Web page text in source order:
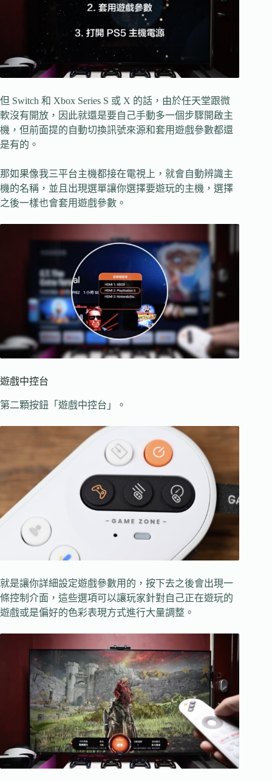
但 Switch 和 Xbox Series S 或 X 的話，由於任天堂跟微
軟沒有開放，因此就還是要自己手動多一個步驟開啟主
機，但前面提的自動切換訊號來源和套用遊戲參數都還
是有的。
那如果像我三平台主機都接在電視上，就會自動辨識主
機的名稱，並且出現選單讓你選擇要遊玩的主機，選擇
之後一樣也會套用遊戲參數。
遊戲中控台
第二顆按鈕「遊戲中控台」。
就是讓你詳細設定遊戲參數用的，按下去之後會出現一
條控制介面，這些選項可以讓玩家針對自己正在遊玩的
遊戲或是偏好的色彩表現方式進行大量調整。